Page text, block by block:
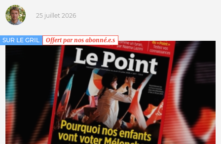
25 juillet 2026
SUR LE GRIL Offert par nos abonné.e.s